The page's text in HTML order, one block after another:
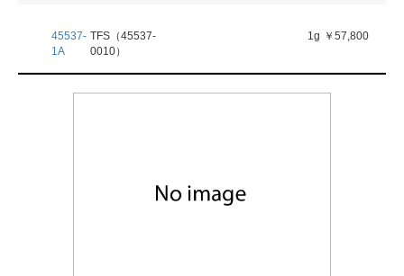
45537-
1A
TFS（45537-
0010）
1g ￥57,800